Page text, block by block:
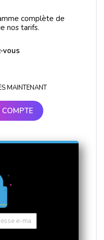
complète de
nos tarifs.
vous
MAINTENANT
COMPTE